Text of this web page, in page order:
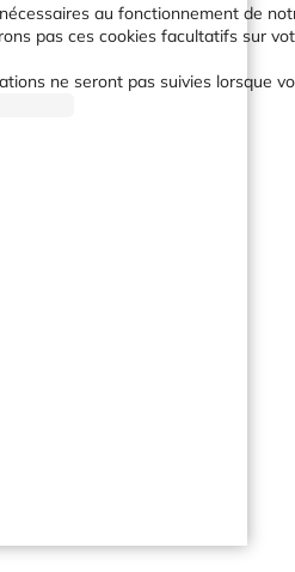
au fonctionnement de
pas ces cookies facultatifs sur
ne seront pas suivies lorsque